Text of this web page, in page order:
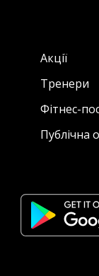
Акції
Тренери
Фітнес-
Публічна